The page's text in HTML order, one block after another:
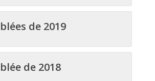
de 2019
de 2018